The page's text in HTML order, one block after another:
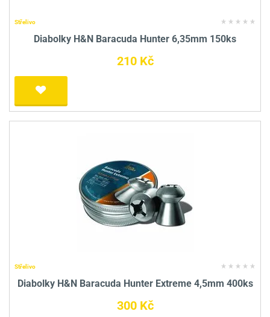
Střelivo
Diabolky H&N Baracuda Hunter 6,35mm 150ks
210 Kč
Střelivo
Diabolky H&N Baracuda Hunter Extreme 4,5mm 400ks
300 Kč